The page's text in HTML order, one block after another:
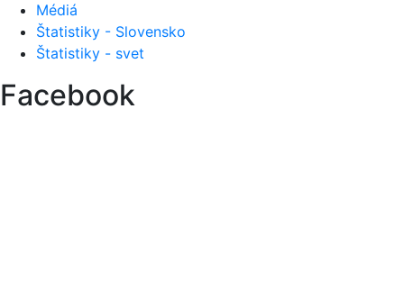
Médiá
Štatistiky - Slovensko
Štatistiky - svet
Facebook